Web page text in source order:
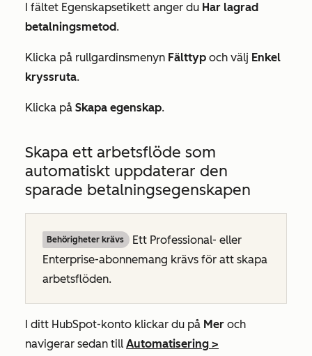
I fältet Egenskapsetikett anger du Har lagrad
betalningsmetod.
Klicka på rullgardinsmenyn Fälttyp och välj Enkel
kryssruta.
Klicka på Skapa egenskap.
Skapa ett arbetsflöde som
automatiskt uppdaterar den
sparade betalningsegenskapen
Behörigheter krävs Ett Professional- eller
Enterprise-abonnemang krävs för att skapa
arbetsflöden.
I ditt HubSpot-konto klickar du på Mer och
navigerar sedan till Automatisering >